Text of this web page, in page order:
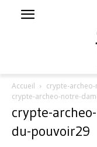
Accueil
crypte-
crypte-archeo-notre-
crypte-
du-pouvoir29